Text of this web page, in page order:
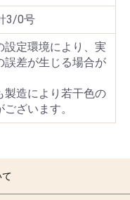
3/0号
設定環境により、実
誤差が生じる場合が
製造により若干色の
ざいます。